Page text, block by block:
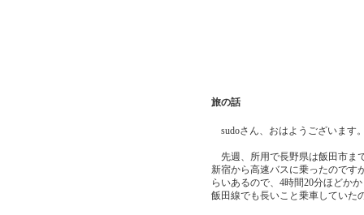
旅の話
sudoさん、おはようございます
先週、所用で長野県は飯田市ま
新宿から高速バスに乗ったのです
らいあるので、4時間20分ほどか
飯田線でも長いこと乗車していた